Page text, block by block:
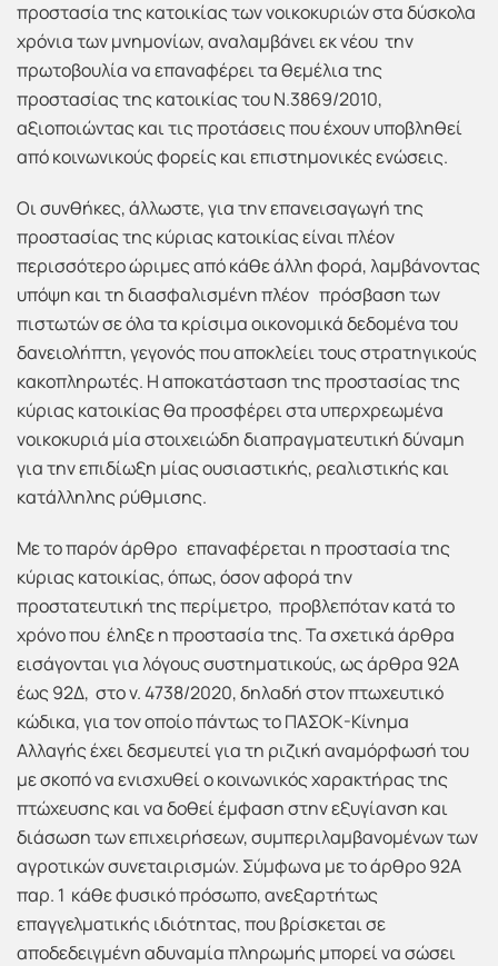
προστασία της κατοικίας των νοικοκυριών στα δύσκολα
χρόνια των μνημονίων, αναλαμβάνει εκ νέου την
πρωτοβουλία να επαναφέρει τα θεμέλια της
προστασίας της κατοικίας του Ν.3869/2010,
αξιοποιώντας και τις προτάσεις που έχουν υποβληθεί
από κοινωνικούς φορείς και επιστημονικές ενώσεις.
Οι συνθήκες, άλλωστε, για την επανεισαγωγή της
προστασίας της κύριας κατοικίας είναι πλέον
περισσότερο ώριμες από κάθε άλλη φορά, λαμβάνοντας
υπόψη και τη διασφαλισμένη πλέον πρόσβαση των
πιστωτών σε όλα τα κρίσιμα οικονομικά δεδομένα του
δανειολήπτη, γεγονός που αποκλείει τους στρατηγικούς
κακοπληρωτές. Η αποκατάσταση της προστασίας της
κύριας κατοικίας θα προσφέρει στα υπερχρεωμένα
νοικοκυριά μία στοιχειώδη διαπραγματευτική δύναμη
για την επιδίωξη μίας ουσιαστικής, ρεαλιστικής και
κατάλληλης ρύθμισης.
Με το παρόν άρθρο επαναφέρεται η προστασία της
κύριας κατοικίας, όπως, όσον αφορά την
προστατευτική της περίμετρο, προβλεπόταν κατά το
χρόνο που έληξε η προστασία της. Τα σχετικά άρθρα
εισάγονται για λόγους συστηματικούς, ως άρθρα 92Α
έως 92Δ, στο ν. 4738/2020, δηλαδή στον πτωχευτικό
κώδικα, για τον οποίο πάντως το ΠΑΣΟΚ-Κίνημα
Αλλαγής έχει δεσμευτεί για τη ριζική αναμόρφωσή του
με σκοπό να ενισχυθεί ο κοινωνικός χαρακτήρας της
πτώχευσης και να δοθεί έμφαση στην εξυγίανση και
διάσωση των επιχειρήσεων, συμπεριλαμβανομένων των
αγροτικών συνεταιρισμών. Σύμφωνα με το άρθρο 92Α
παρ. 1 κάθε φυσικό πρόσωπο, ανεξαρτήτως
επαγγελματικής ιδιότητας, που βρίσκεται σε
αποδεδειγμένη αδυναμία πληρωμής μπορεί να σώσει